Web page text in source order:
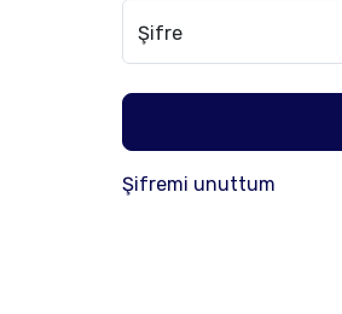
Şifre
Şifremi unuttum